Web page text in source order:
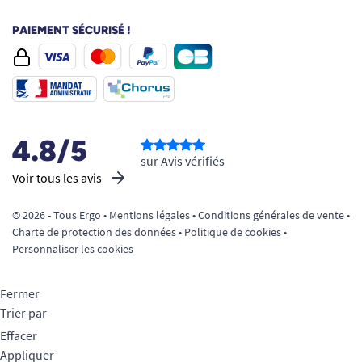
PAIEMENT SÉCURISÉ !
4.8/5
Voir tous les avis
sur Avis vérifiés
© 2026 - Tous Ergo • Mentions légales•Conditions générales de vente•
Charte de protection des données• Politique de cookies•
Personnaliser les cookies
Fermer
Trier par
Effacer
Appliquer